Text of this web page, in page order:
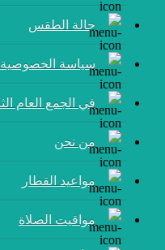
حالة الطقس
سياسة الخصوصية
من نحن
مواعيد القطار
مواقيت الصلاة